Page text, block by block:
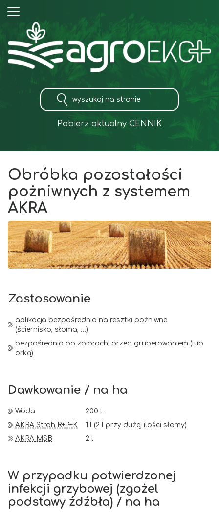
Pobierz aktualny CENNIK
Obróbka pozostałości
pożniwnych z systemem
AKRA
Zastosowanie
aplikacja bezpośrednio na resztki pożniwne
(ściernisko, słoma, …)
bezpośrednio po zbiorach, przed gruberowaniem (lub
orką)
Dawkowanie / na ha
Woda
200 l
AKRA Stroh R+P+K
1 l (2 l przy dużej ilości słomy)
AKRA MSB
2 l
W przypadku potwierdzonej
infekcji grzybowej (zgożel
podstawy źdźbła) / na ha